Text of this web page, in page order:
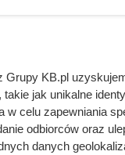
Grupy KB.pl
jak unikalne
w celu zapewniania
odbiorców oraz
danych